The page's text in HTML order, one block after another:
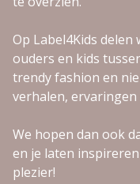
Op Label4Kids
ouders en kids
trendy fashion en
verhalen,
We hopen dan ook
en je laten
plezier!